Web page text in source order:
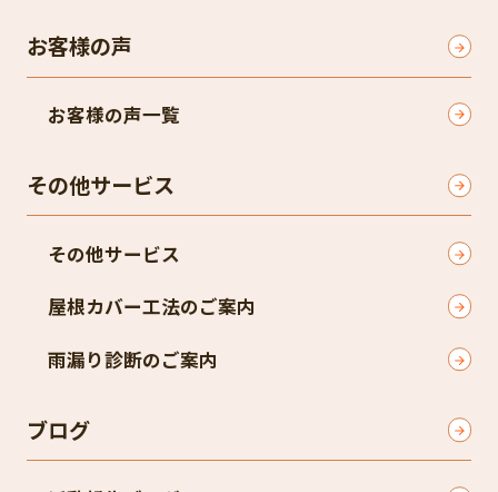
お客様の声
お客様の声一覧
その他サービス
その他サービス
屋根カバー工法のご案内
雨漏り診断のご案内
ブログ